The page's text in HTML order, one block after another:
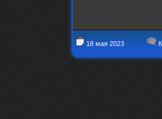
18 мая 2023